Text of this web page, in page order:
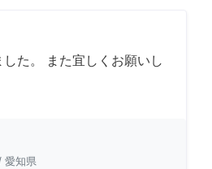
た。 また宜しくお願いし
愛知県